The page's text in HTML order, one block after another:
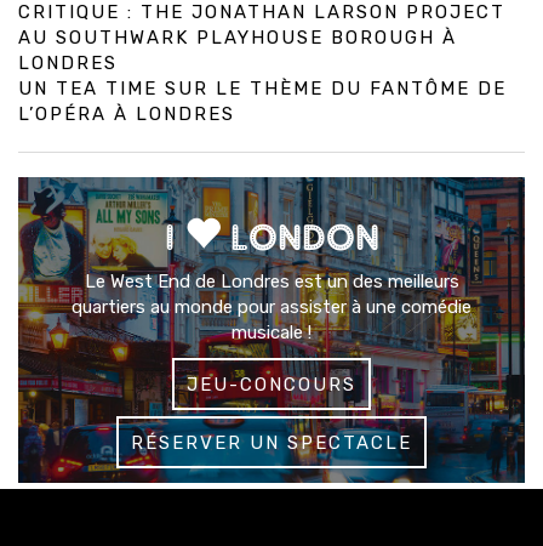
CRITIQUE : THE JONATHAN LARSON PROJECT
AU SOUTHWARK PLAYHOUSE BOROUGH À
LONDRES
UN TEA TIME SUR LE THÈME DU FANTÔME DE
L’OPÉRA À LONDRES
I LONDON
Le West End de Londres est un des meilleurs
quartiers au monde pour assister à une comédie
musicale !
JEU-CONCOURS
RÉSERVER UN SPECTACLE